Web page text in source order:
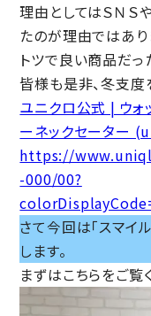
理由としてはＳＮＳ
たのが理由ではあ
トツで良い商品だっ
皆様も是非、冬支度
ユニクロ公式 | ウォ
ーネックセーター
https://
-000/00?
さて今回は「スマイ
します。
まずはこちらをご覧